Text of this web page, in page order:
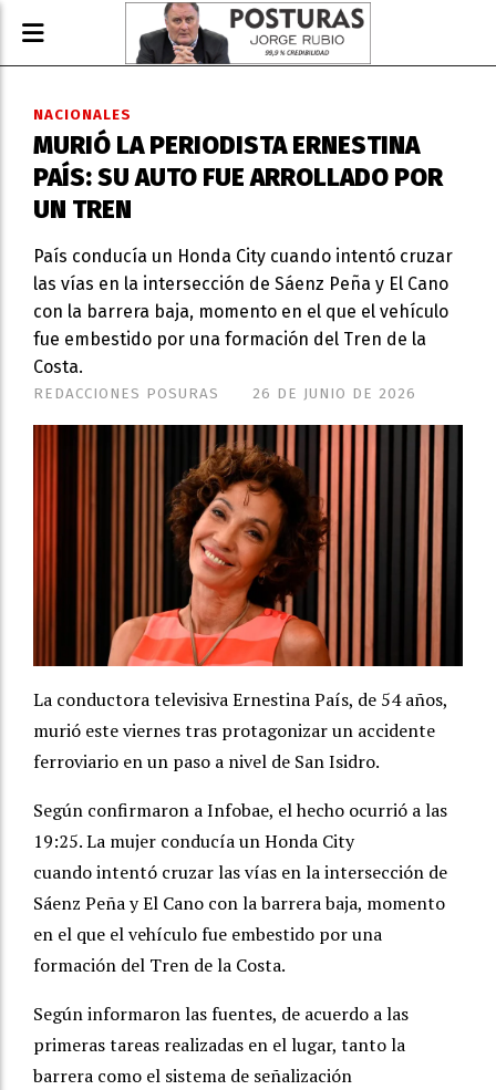
MURIÓ LA PERIODISTA ERNESTINA
PAÍS: SU AUTO FUE ARROLLADO POR
UN TREN
País conducía un Honda City cuando intentó cruzar
las vías en la intersección de Sáenz Peña y El Cano
con la barrera baja, momento en el que el vehículo
fue embestido por una formación del Tren de la
Costa.
NACIONALES
26 DE JUNIO DE 2026
REDACCIONES POSURAS
La conductora televisiva Ernestina País, de 54 años,
murió este viernes tras protagonizar un accidente
ferroviario en un paso a nivel de San Isidro.
Según confirmaron a Infobae, el hecho ocurrió a las
19:25. La mujer conducía un Honda City
cuando intentó cruzar las vías en la intersección de
Sáenz Peña y El Cano con la barrera baja, momento
en el que el vehículo fue embestido por una
formación del Tren de la Costa.
Según informaron las fuentes, de acuerdo a las
primeras tareas realizadas en el lugar, tanto la
barrera como el sistema de señalización